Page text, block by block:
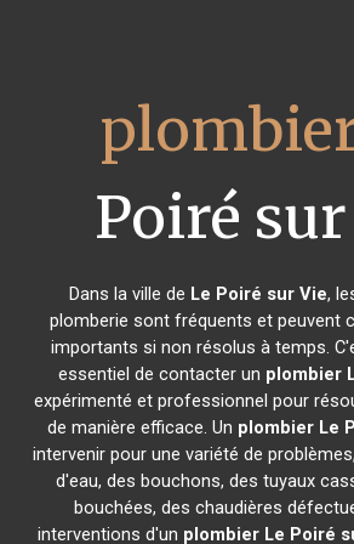
Poiré
Dans la ville de Le Poiré sur Vie,
plomberie sont fréquents et peuvent
importants si non résolus à temps.
essentiel de contacter un plombier
expérimenté et professionnel pour
de manière efficace. Un plombier Le
intervenir pour une variété de
d'eau, des bouchons, des tuyaux
bouchées, des chaudières
interventions d'un plombier Le Poiré